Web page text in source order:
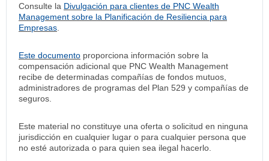
Consulte la Divulgación para clientes de PNC Wealth
Management sobre la Planificación de Resiliencia para
Empresas
Este documento proporciona información sobre la
compensación adicional que PNC Wealth Management
recibe de determinadas compañías de fondos mutuos,
administradores de programas del Plan 529 y compañías de
seguros.
Este material no constituye una oferta o solicitud en ninguna
jurisdicción en cualquier lugar o para cualquier persona que
no esté autorizada o para quien sea ilegal hacerlo.